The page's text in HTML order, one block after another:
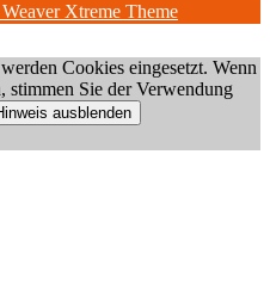
Weaver Xtreme Theme
Cookies eingesetzt. Wenn
stimmen Sie der Verwendung
ausblenden